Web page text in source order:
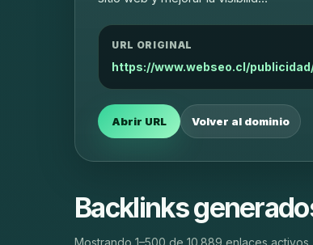
URL ORIGINAL
https://www.webseo.cl/
Abrir URL Volver al dominio
Backlinks
Mostrando 1–500 de 10.889 enlaces activos.